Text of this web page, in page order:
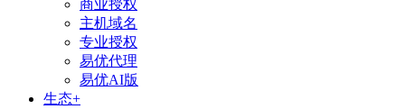
商业授权
主机域名
专业授权
易优代理
易优AI版
生态+